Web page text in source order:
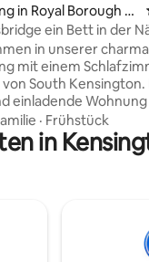
in Royal Borough of
and Chelsea
ein Bett in der
und Chelsea
in unserer
mit einem
South Kensington. Diese
einladende Wohnung
(bitte beachten
befindet sich in
Spaziergang von
um erstklassig
Sehenswürdigkeiten
oder einfach nur
· Frühstück
in